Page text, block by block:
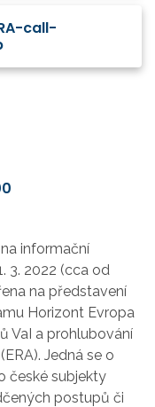
call-
informační
3. 2022 (cca od
na představení
Horizont Evropa
VaI a prohlubování
Jedná se o
české subjekty
postupů či